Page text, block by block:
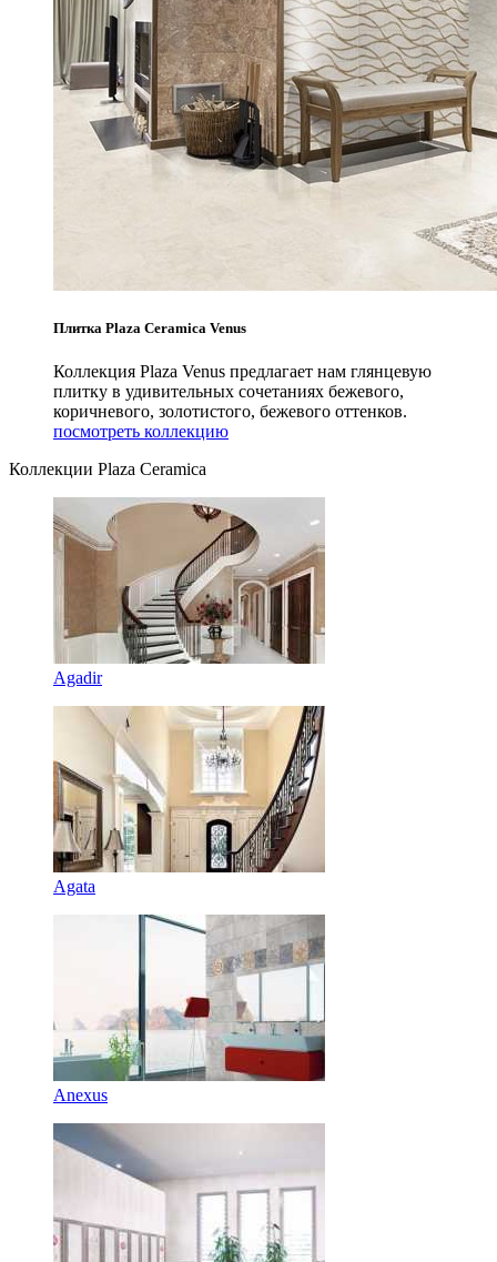
Плитка Plaza Ceramica Venus
Коллекция Plaza Venus предлагает нам глянцевую
плитку в удивительных сочетаниях бежевого,
коричневого, золотистого, бежевого оттенков.
посмотреть коллекцию
Коллекции Plaza Ceramica
Agadir
Agata
Anexus